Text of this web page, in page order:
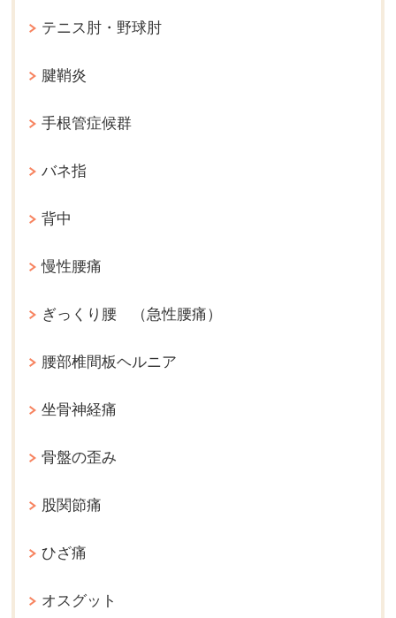
テニス肘・野球肘
腱鞘炎
手根管症候群
バネ指
背中
慢性腰痛
ぎっくり腰 （急性腰痛）
腰部椎間板ヘルニア
坐骨神経痛
骨盤の歪み
股関節痛
ひざ痛
オスグット